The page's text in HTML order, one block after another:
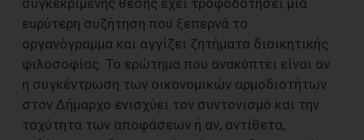
ευρύτερη συζήτηση που ξεπερνά το
οργανόγραμμα και αγγίζει ζητήματα διοικητικής
φιλοσοφίας. Το ερώτημα που ανακύπτει είναι αν
η συγκέντρωση των οικονομικών αρμοδιοτήτων
στον Δήμαρχο ενισχύει τον συντονισμό και την
ταχύτητα των αποφάσεων ή αν, αντίθετα,